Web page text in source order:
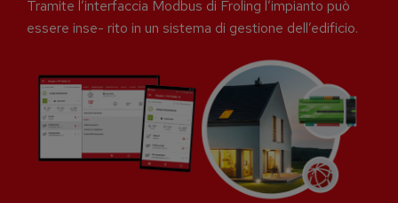
Tramite l’interfaccia Modbus di Froling l’impianto può
essere inse- rito in un sistema di gestione dell’edificio.